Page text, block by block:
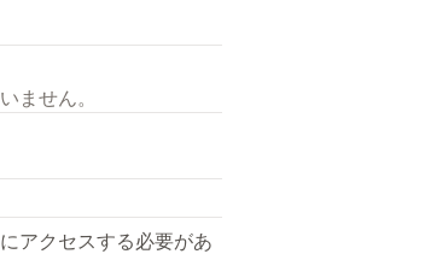
ません。
アクセスする必要があ